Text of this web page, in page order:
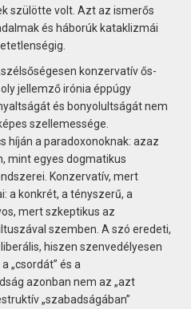
szülötte volt. Azt az ismerős
és háborúk kataklizmái
konzervatív ős-
jellemző irónia éppúgy
és bonyolultságát nem
szellemessége.
híján a paradoxonoknak: azaz
mint egyes dogmatikus
Konzervatív, mert
a konkrét, a tényszerű, a
mert szkeptikus az
szemben. A szó eredeti,
hiszen szenvedélyesen
„csordát” és a
azonban nem az „azt
„szabadságában”